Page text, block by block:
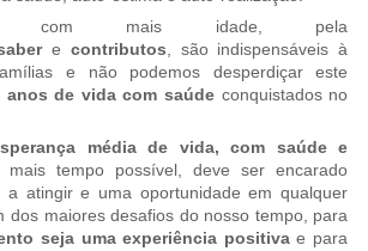
com mais idade, pela
e contributos , são indispensáveis à
e não podemos desperdiçar este
anos de vida com saúde conquistados no
média de vida, com saúde e
tempo possível, deve ser encarado
a atingir e uma oportunidade em qualquer
dos maiores desafios do nosso tempo, para
seja uma experiência positivae para